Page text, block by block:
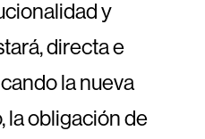
y
directa e
la nueva
la obligación de